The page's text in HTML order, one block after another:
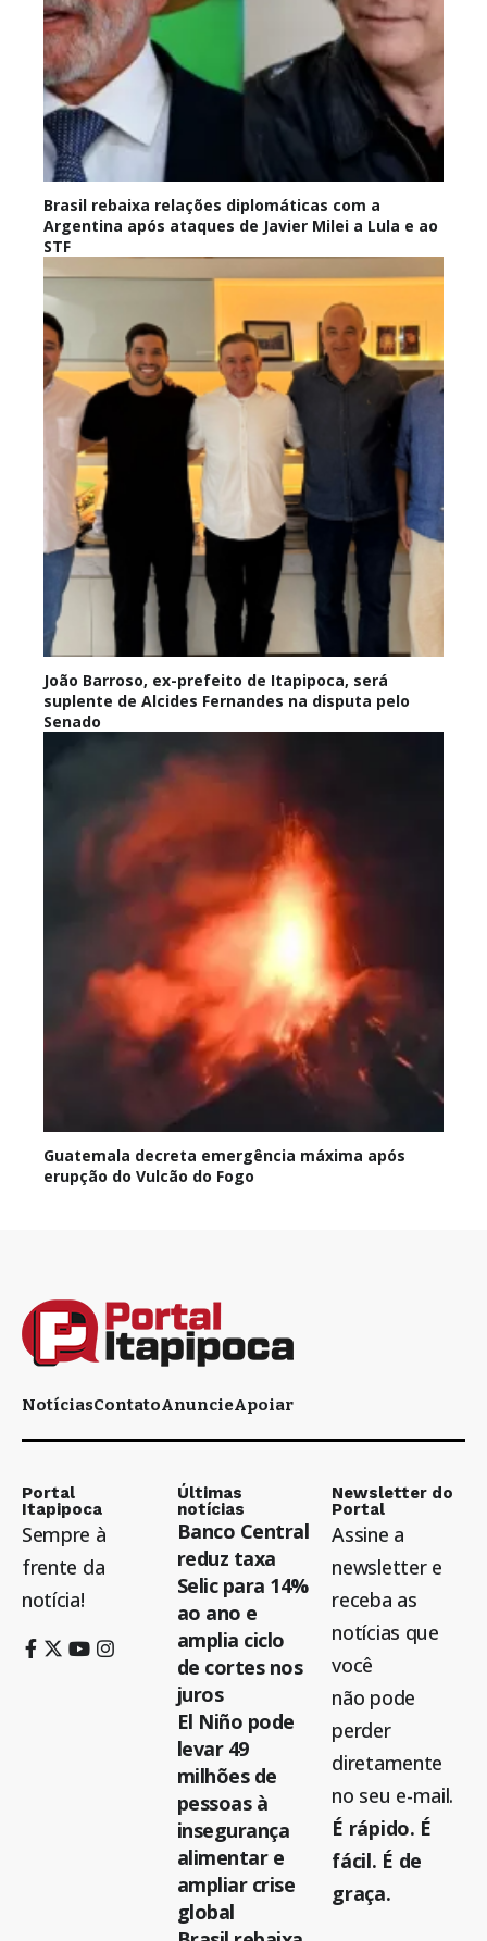
Brasil rebaixa relações diplomáticas com a
Argentina após ataques de Javier Milei a Lula e ao
STF
João Barroso, ex-prefeito de Itapipoca, será
suplente de Alcides Fernandes na disputa pelo
Senado
Guatemala decreta emergência máxima após
erupção do Vulcão do Fogo
NotíciasContatoAnuncieApoiar
Portal
Itapipoca
Sempre à
frente da
notícia!
Últimas
notícias
Banco Central
reduz taxa
Selic para 14%
ao ano e
amplia ciclo
de cortes nos
juros
El Niño pode
levar 49
milhões de
pessoas à
insegurança
alimentar e
ampliar crise
global
Newsletter do
Portal
Assine a
newsletter e
receba as
notícias que
você
não pode
perder
diretamente
no seu e-mail.
É rápido. É
fácil. É de
graça.